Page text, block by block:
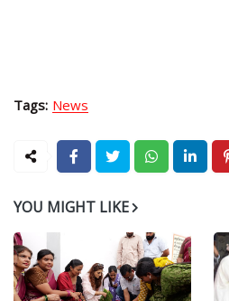
Tags: News
YOU MIGHT LIKE